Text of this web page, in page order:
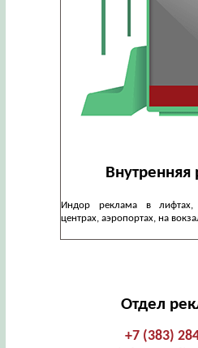
Индор реклама в
центрах, аэропортах, на
Отдел
+7 (383)